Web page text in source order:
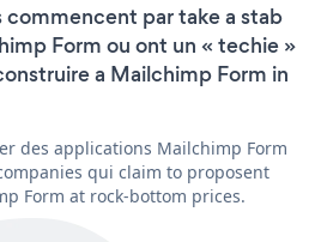
par take a stab
Form ou ont un « techie »
a Mailchimp Form in
des applications Mailchimp Form
qui claim to proposent
Form at rock-bottom prices.